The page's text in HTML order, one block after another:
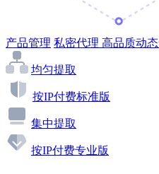
产品管理 私密代理 高品质动
均匀提取
按IP付费标准版
集中提取
按IP付费专业版